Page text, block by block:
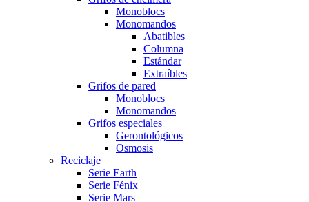
Monoblocs
Monomandos
Abatibles
Columna
Estándar
Extraíbles
Grifos de pared
Monoblocs
Monomandos
Grifos especiales
Gerontológicos
Osmosis
Reciclaje
Serie Earth
Serie Fénix
Serie Mars